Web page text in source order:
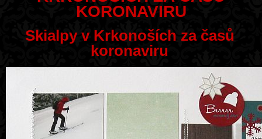
KORONAVIRU
Skialpy v Krkonoších za časů
koronaviru